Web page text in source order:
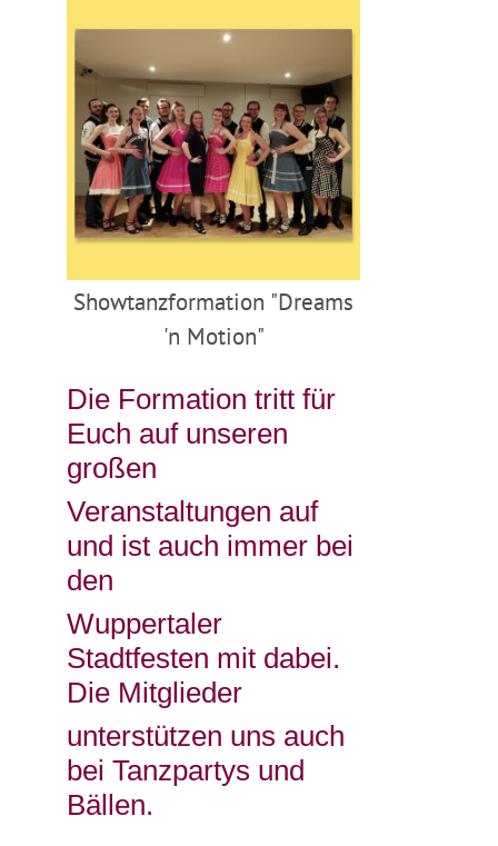
Showtanzformation "Dreams
'n Motion"
Die Formation tritt für
Euch auf unseren
großen
Veranstaltungen auf
und ist auch immer bei
den
Wuppertaler
Stadtfesten mit dabei.
Die Mitglieder
unterstützen uns auch
bei Tanzpartys und
Bällen.